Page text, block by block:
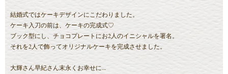
結婚式ではケーキデザインにこだわりました。
ケーキ入刀の前は、ケーキの完成式♡
ブック型にし、チョコプレートにお2人のイニシャルを署名。
それを2人で飾ってオリジナルケーキを完成させました。
大輝さん早紀さん末永くお幸せに…